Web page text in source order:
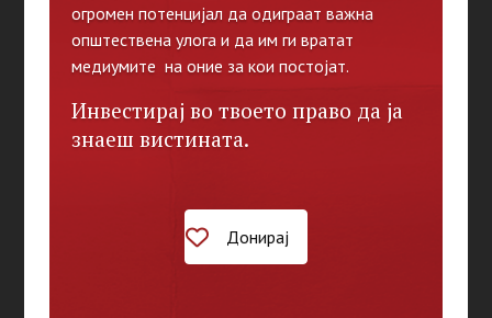
огромен потенцијал да одиграат важна
општествена улога и да им ги вратат
медиумите на оние за кои постојат.
Инвестирај во твоето право да ја
знаеш вистината.
Донирај